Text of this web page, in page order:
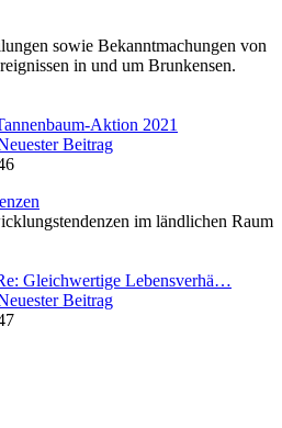
sowie Bekanntmachungen von
in und um Brunkensen.
Aktion 2021
Beitrag
im ländlichen Raum
Gleichwertige Lebensverhä…
Beitrag